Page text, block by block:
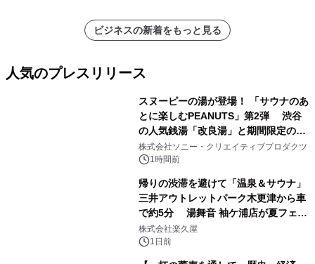
ビジネスの新着をもっと見る
人気のプレスリリース
スヌーピーの湯が登場！ 「サウナのあ
とに楽しむPEANUTS」第2弾 渋谷
の人気銭湯「改良湯」と期間限定のコ
ラボレーション サウナイキタイコラ
ボグッズも発売決定！
株式会社ソニー・クリエイティブプロダクツ
1時間前
帰りの渋滞を避けて「温泉＆サウナ」
三井アウトレットパーク木更津から車
で約5分 湯舞音 袖ケ浦店が夏フェア
メニューを提供
株式会社楽久屋
1日前